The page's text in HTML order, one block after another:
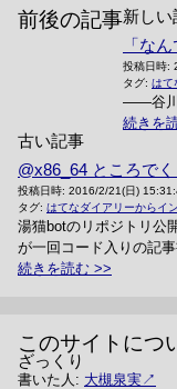
前後の記事新しい
「な
投稿日時:
タグ: はて
――谷川
続きを
古い記事
@x86_64 ところでく
投稿日時: 2016/2/21(日)
タグ: はてなダイアリーからイ
湯猫botのリポジトリ公
が一回コード入りの記
続きを読む
このサイトにつ
ざっくり
書いた人: 大槻泉実